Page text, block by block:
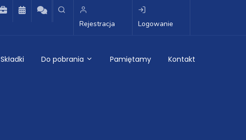
Rejestracja Logowanie
Składki Do pobrania Pamiętamy Kontakt